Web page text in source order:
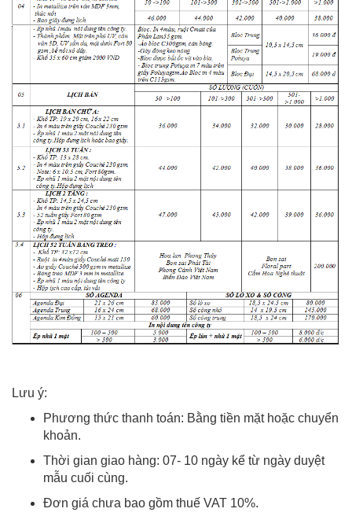
Lưu ý:
Phương thức thanh toán: Bằng tiền mặt hoặc chuyển
khoản.
Thời gian giao hàng: 07- 10 ngày kể từ ngày duyệt
mẫu cuối cùng.
Đơn giá chưa bao gồm thuế VAT 10%.